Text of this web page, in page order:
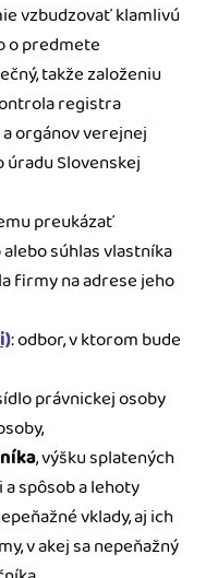
vzbudzovať klamlivú
o predmete
takže založeniu
registra
orgánov verejnej
Slovenskej
preukázať
súhlas vlastníka
firmy na adrese jeho
: odbor, v ktorom bude
právnickej osoby
, výšku splatených
spôsob a lehoty
vklady, aj ich
v akej sa nepeňažný